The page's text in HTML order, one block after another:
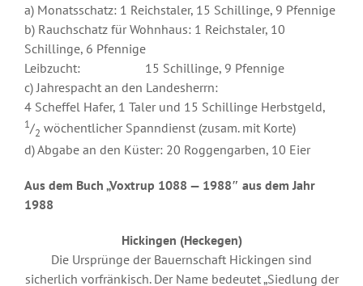
a) Monatsschatz: 1 Reichstaler, 15 Schillinge, 9 Pfennige
b) Rauchschatz für Wohnhaus: 1 Reichstaler, 10
Schillinge, 6 Pfennige
Leibzucht: 15 Schillinge, 9 Pfennige
c) Jahrespacht an den Landesherrn:
4 Scheffel Hafer, 1 Taler und 15 Schillinge Herbstgeld,
1/2 wöchentlicher Spanndienst (zusam. mit Korte)
d) Abgabe an den Küster: 20 Roggengarben, 10 Eier
Aus dem Buch „Voxtrup 1088 — 1988″ aus dem Jahr
1988
Hickingen (Heckegen)
Die Ursprünge der Bauernschaft Hickingen sind
sicherlich vorfränkisch. Der Name bedeutet „Siedlung der